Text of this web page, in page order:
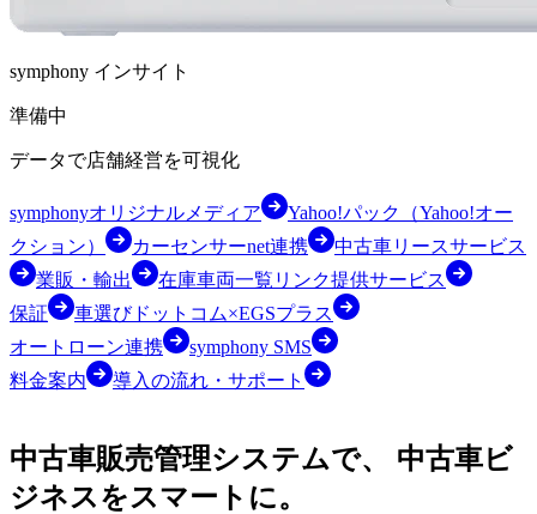
symphony インサイト
準備中
データで店舗経営を可視化
symphonyオリジナルメディア
Yahoo!パック（Yahoo!オー
クション）
カーセンサーnet連携
中古車リースサービス
業販・輸出
在庫車両一覧リンク提供サービス
保証
車選びドットコム×EGSプラス
オートローン連携
symphony SMS
料金案内
導入の流れ・サポート
中古車販売管理システムで、
中古車ビ
ジネスをスマートに。